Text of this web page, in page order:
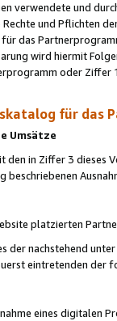
verwendete und
und Pflichten
das
wird hiermit
oder
für das
Umsätze
den in Ziffer 3
platzierten
nachstehend
eintretenden der
eines digitalen